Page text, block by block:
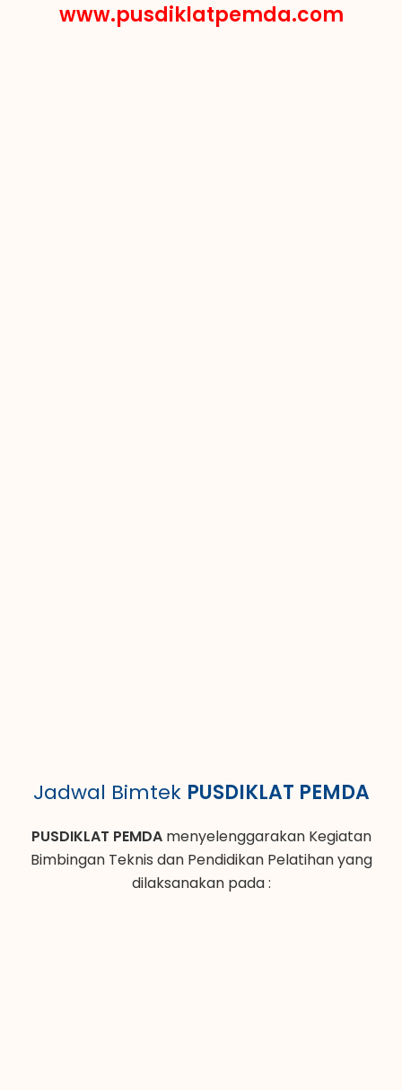
www.pusdiklatpemda.com
Jadwal Bimtek PUSDIKLAT PEMDA
PUSDIKLAT PEMDAmenyelenggarakan Kegiatan
Bimbingan Teknis dan Pendidikan Pelatihan yang
dilaksanakan pada :